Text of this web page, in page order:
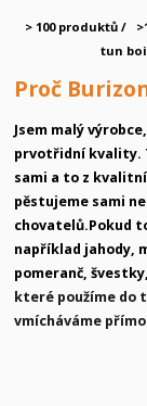
> 100 produktů /
tun
Proč
Jsem malý
prvotřidní kvality.
sami a to z
pěstujeme sami
chovatelů.Pokud
například jahody,
pomeranč,
které použíme do
vmícháváme